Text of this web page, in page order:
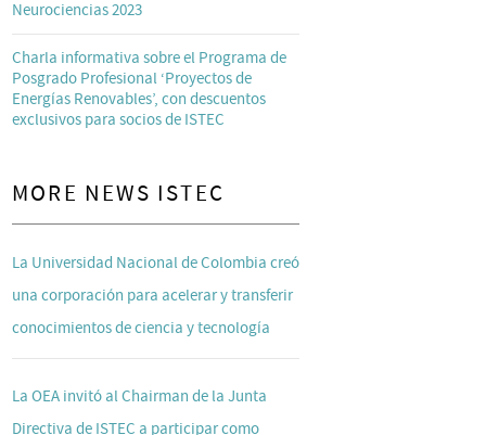
Neurociencias 2023
Charla informativa sobre el Programa de
Posgrado Profesional ‘Proyectos de
Energías Renovables’, con descuentos
exclusivos para socios de ISTEC
MORE NEWS ISTEC
La Universidad Nacional de Colombia creó
una corporación para acelerar y transferir
conocimientos de ciencia y tecnología
La OEA invitó al Chairman de la Junta
Directiva de ISTEC a participar como